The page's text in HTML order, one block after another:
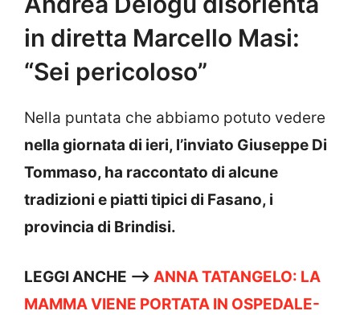
in diretta Marcello Masi:
“Sei pericoloso”
Nella puntata che abbiamo potuto vedere
nella giornata di ieri, l’inviato Giuseppe Di
Tommaso, ha raccontato di alcune
tradizioni e piatti tipici di Fasano, i
provincia di Brindisi.
LEGGI ANCHE —-> ANNA TATANGELO: LA
MAMMA VIENE PORTATA IN OSPEDALE-